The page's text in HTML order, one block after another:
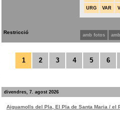
URG VAR
Restricció amb fotos
1 2 3 4 5 6
divendres, 7. agost 2026
Aiguamolls del Pla, El Pla de Santa Maria / el